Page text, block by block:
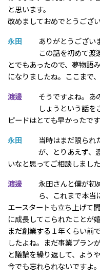
と思います。
改めましておめでとうござ
永田
ありがとうござい
この話を初めて渡
とでもあったので、夢物語
になりましたね。ここまで
渡邊
そうですよね。あ
しょうという話を
ピードはとても早かったです
永田
当時はまだ限られ
が、とりあえず、
いなと思ってご相談しました
渡邊
永田さんと僕が初
ら、これまで本当
エースタートも立ち上げて
に成長してこられたことが
まだ創業する１年くらい前
したよね。まだ事業プラン
と議論を繰り返して、よう
今でも忘れられないですよ。